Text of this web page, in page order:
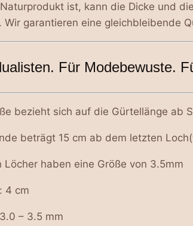
ist, kann die Dicke und
Wir garantieren eine gleichbleibende
Für Modebewuste.
bezieht sich auf die Gürtellänge ab
beträgt 15 cm ab dem letzten
Löcher haben eine Größe von 3.5mm
4 cm
– 3.5 mm